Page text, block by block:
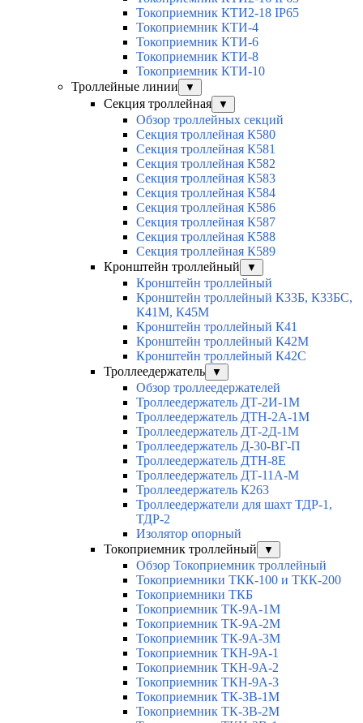
Токоприемник КТИ2-18 IP65
Токоприемник КТИ-4
Токоприемник КТИ-6
Токоприемник КТИ-8
Токоприемник КТИ-10
Троллейные линии
▼
Секция троллейная ▼
Обзор троллейных секций
Секция троллейная К580
Секция троллейная К581
Секция троллейная К582
Секция троллейная К583
Секция троллейная К584
Секция троллейная К586
Секция троллейная К587
Секция троллейная К588
Секция троллейная К589
Кронштейн троллейный
▼
Кронштейн троллейный
Кронштейн троллейный К33Б, К33БС,
К41М, К45М
Кронштейн троллейный К41
Кронштейн троллейный К42М
Кронштейн троллейный К42С
Троллеедержатель
▼
Обзор троллеедержателей
Троллеедержатель ДТ-2И-1М
Троллеедержатель ДТН-2А-1М
Троллеедержатель ДТ-2Д-1М
Троллеедержатель Д-30-ВГ-П
Троллеедержатель ДТН-8Е
Троллеедержатель ДТ-11А-М
Троллеедержатель К263
Троллеедержатели для шахт ТДР-1,
ТДР-2
Изолятор опорный
Токоприемник троллейный
▼
Обзор Токоприемник троллейный
Токоприемники ТКК-100 и ТКК-200
Токоприемники ТКБ
Токоприемник ТК-9А-1М
Токоприемник ТК-9А-2М
Токоприемник ТК-9А-3М
Токоприемник ТКН-9А-1
Токоприемник ТКН-9А-2
Токоприемник ТКН-9А-3
Токоприемник ТК-3В-1М
Токоприемник ТК-3В-2М